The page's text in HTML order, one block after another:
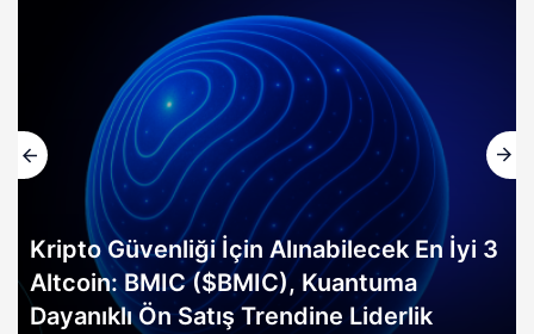
Kripto Güvenliği İçin Alınabilecek En İyi 3
Altcoin: BMIC ($BMIC), Kuantuma
Dayanıklı Ön Satış Trendine Liderlik